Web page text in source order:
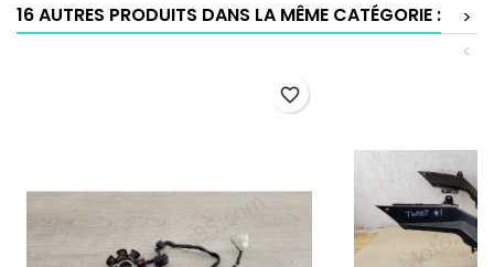
16 AUTRES PRODUITS DANS LA MÊME CATÉGORIE :
>
<
favorite_border